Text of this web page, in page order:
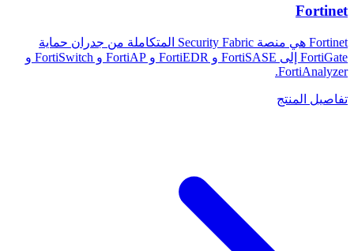
Fortinet
Fortinet هي منصة Security Fabric المتكاملة من جدران حماية
FortiGate إلى FortiSASE و FortiEDR و FortiAP و FortiSwitch و
FortiAnalyzer.
تفاصيل المنتج